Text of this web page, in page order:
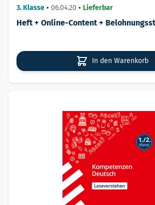
3. Klasse • 06.04.20 • Lieferbar
Heft + Online-Content +
In den Warenkorb